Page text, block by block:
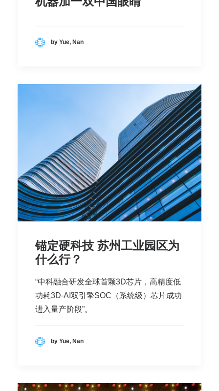
by Yue, Nan
锚定硬科技 苏州工业园区为
什么行？
“中科融合研发全球首颗3D芯片，高精度低
功耗3D-AI双引擎SOC（系统级）芯片成功
进入量产阶段”。
by Yue, Nan